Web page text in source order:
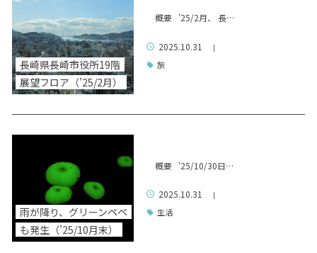
長崎県長崎市役所19階
展望フロア（’25/2月）
概要 ’25/2月、 長…
2025.10.31 |
旅
雨が降り、グリーンペペ
も発生（’25/10月末）
概要 ’25/10/30日…
2025.10.31 |
生活